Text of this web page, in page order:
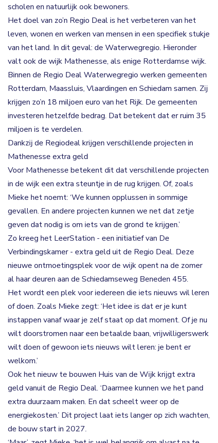
scholen en natuurlijk ook bewoners.
Het doel van zo’n Regio Deal is het verbeteren van het
leven, wonen en werken van mensen in een specifiek stukje
van het land. In dit geval: de Waterwegregio. Hieronder
valt ook de wijk Mathenesse, als enige Rotterdamse wijk.
Binnen de Regio Deal Waterwegregio werken gemeenten
Rotterdam, Maassluis, Vlaardingen en Schiedam samen. Zij
krijgen zo’n 18 miljoen euro van het Rijk. De gemeenten
investeren hetzelfde bedrag. Dat betekent dat er ruim 35
miljoen is te verdelen.
Dankzij de Regiodeal krijgen verschillende projecten in
Mathenesse extra geld
Voor Mathenesse betekent dit dat verschillende projecten
in de wijk een extra steuntje in de rug krijgen. Of, zoals
Mieke het noemt: ‘We kunnen opplussen in sommige
gevallen. En andere projecten kunnen we net dat zetje
geven dat nodig is om iets van de grond te krijgen.’
Zo kreeg het LeerStation - een initiatief van De
Verbindingskamer - extra geld uit de Regio Deal. Deze
nieuwe ontmoetingsplek voor de wijk opent na de zomer
al haar deuren aan de Schiedamseweg Beneden 455.
Het wordt een plek voor iedereen die iets nieuws wil leren
of doen. Zoals Mieke zegt: ‘Het idee is dat er je kunt
instappen vanaf waar je zelf staat op dat moment. Of je nu
wilt doorstromen naar een betaalde baan, vrijwilligerswerk
wilt doen of gewoon iets nieuws wilt leren: je bent er
welkom.’
Ook het nieuw te bouwen Huis van de Wijk krijgt extra
geld vanuit de Regio Deal. ‘Daarmee kunnen we het pand
extra duurzaam maken. En dat scheelt weer op de
energiekosten.’ Dit project laat iets langer op zich wachten,
de bouw start in 2027.